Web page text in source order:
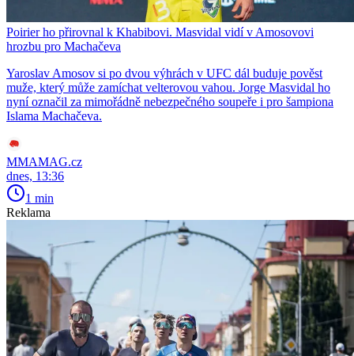
Poirier ho přirovnal k Khabibovi. Masvidal vidí v Amosovovi
hrozbu pro Machačeva
Yaroslav Amosov si po dvou výhrách v UFC dál buduje pověst
muže, který může zamíchat velterovou vahou. Jorge Masvidal ho
nyní označil za mimořádně nebezpečného soupeře i pro šampiona
Islama Machačeva.
MMAMAG.cz
dnes, 13:36
1 min
Reklama